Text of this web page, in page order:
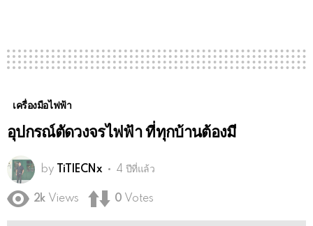
เครื่องมือไฟฟ้า
อุปกรณ์ตัดวงจรไฟฟ้า ที่ทุกบ้านต้องมี
by TiTlECNx 4 ปีที่แล้ว
2k Views 0 Votes